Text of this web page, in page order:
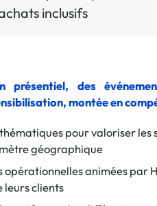
Je
Votre
Je
inclusifs
présentiel, des
montée en
pour valoriser les
géographique
opérationnelles animées par
leurs clients